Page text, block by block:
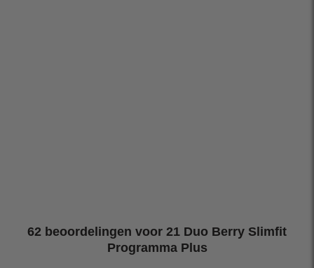
62 beoordelingen voor 21 Duo Berry Slimfit
Programma Plus